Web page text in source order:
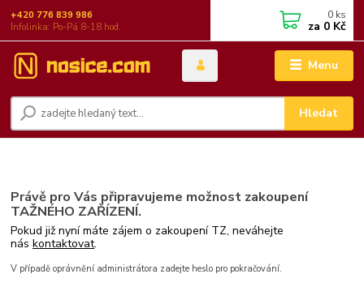
Menu
Hledat
+420 776 839 986
Infolinka: Po-Pá 8-18 hod.
0 ks
za 0 Kč
Právě pro Vás připravujeme možnost zakoupení
TAŽNÉHO ZAŘÍZENÍ.
Pokud již nyní máte zájem o zakoupení TZ, neváhejte
náskontaktovat.
V případě oprávnění administrátora zadejte heslo pro pokračování.